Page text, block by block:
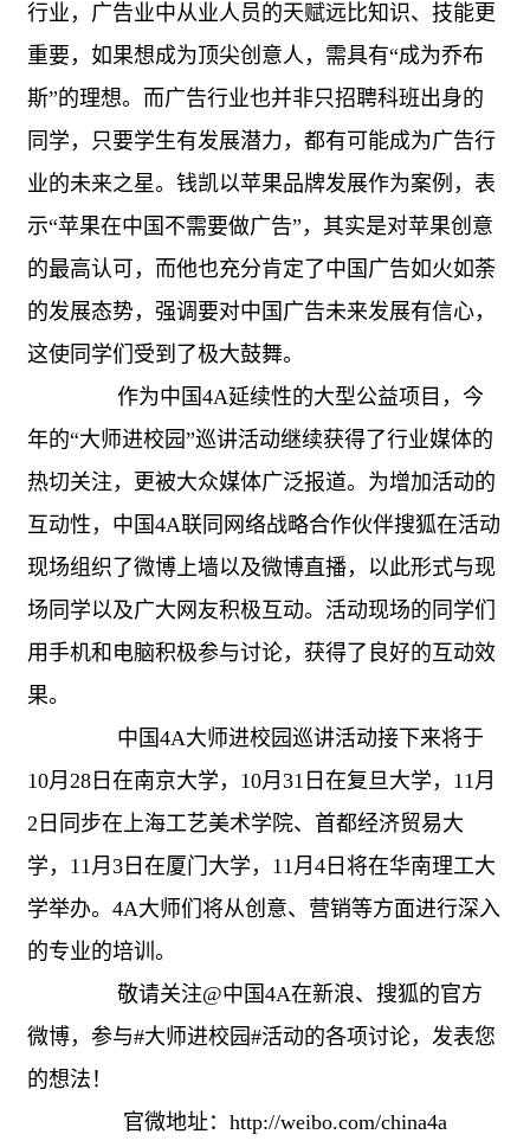
行业，广告业中从业人员的天赋远比知识、技能更
重要，如果想成为顶尖创意人，需具有“成为乔布
斯”的理想。而广告行业也并非只招聘科班出身的
同学，只要学生有发展潜力，都有可能成为广告行
业的未来之星。钱凯以苹果品牌发展作为案例，表
示“苹果在中国不需要做广告”，其实是对苹果创意
的最高认可，而他也充分肯定了中国广告如火如荼
的发展态势，强调要对中国广告未来发展有信心，
这使同学们受到了极大鼓舞。
作为中国4A延续性的大型公益项目，今
年的“大师进校园”巡讲活动继续获得了行业媒体的
热切关注，更被大众媒体广泛报道。为增加活动的
互动性，中国4A联同网络战略合作伙伴搜狐在活动
现场组织了微博上墙以及微博直播，以此形式与现
场同学以及广大网友积极互动。活动现场的同学们
用手机和电脑积极参与讨论，获得了良好的互动效
果。
中国4A大师进校园巡讲活动接下来将于
10月28日在南京大学，10月31日在复旦大学，11月
2日同步在上海工艺美术学院、首都经济贸易大
学，11月3日在厦门大学，11月4日将在华南理工大
学举办。4A大师们将从创意、营销等方面进行深入
的专业的培训。
敬请关注@中国4A在新浪、搜狐的官方
微博，参与#大师进校园#活动的各项讨论，发表您
的想法！
官微地址：http://weibo.com/china4a